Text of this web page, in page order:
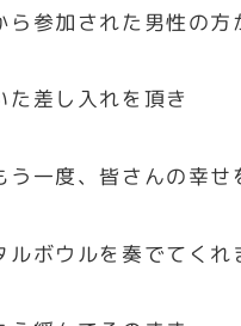
ら参加された男性の方
た差し入れを頂き
う一度、皆さんの幸せ
ルボウルを奏でてくれ